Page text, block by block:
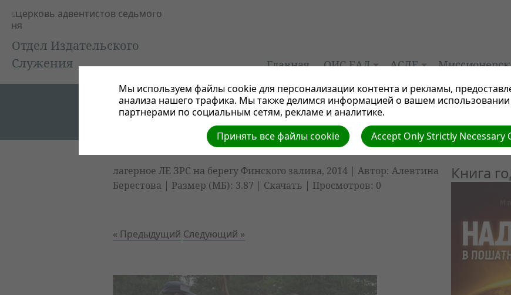
Отдел Издательского
Служения
Главная ОИС ЕАД АСЛЕ
лагерное ЛЕ ЗРС на берегу Финского залива, 2014 | Автор: Алевтина
Берестова | Размер (МБ): 3.87 | Скачать | Просмотров: 0
« Предыдущий Следующий »
Книга
Мы используем файлы cookie для персонализации контента и рекламы,
анализа нашего трафика. Мы также делимся информацией о вашем
партнерами по социальным сетям, рекламе и аналитике.
Accept Only Strictly Necessary
Принять все файлы cookie